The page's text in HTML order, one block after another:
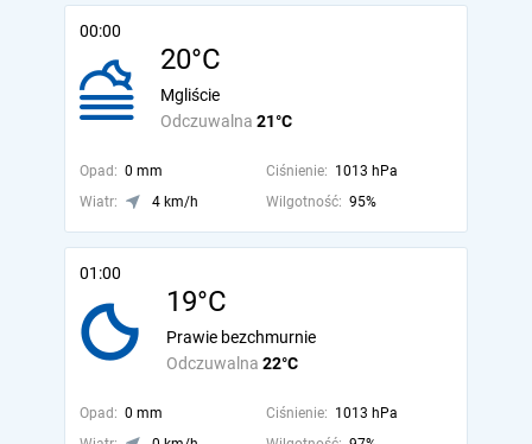
00:00
20°C
Odczuwalna 21°C
Mgliście
Opad: 0 mm Ciśnienie: 1013 hPa
Wiatr:
4 km/h Wilgotność: 95%
01:00
19°C
Odczuwalna 22°C
Prawie bezchmurnie
Opad: 0 mm Ciśnienie: 1013 hPa